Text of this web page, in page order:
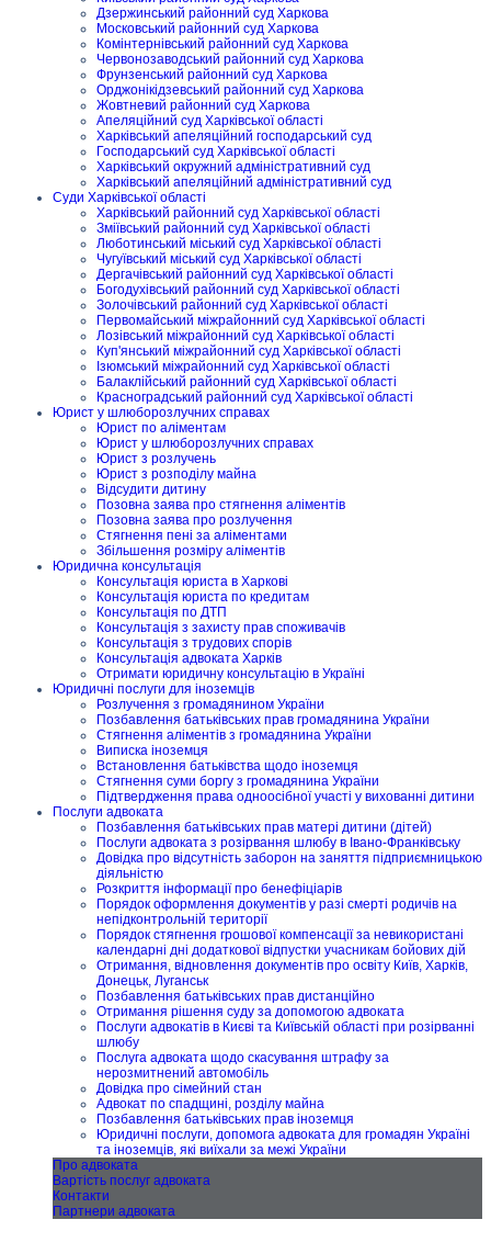
Дзержинський районний суд Харкова
Московський районний суд Харкова
Комінтернівський районний суд Харкова
Червонозаводський районний суд Харкова
Фрунзенський районний суд Харкова
Орджонікідзевський районний суд Харкова
Жовтневий районний суд Харкова
Апеляційний суд Харківської області
Харківський апеляційний господарський суд
Господарський суд Харківської області
Харківський окружний адміністративний суд
Харківський апеляційний адміністративний суд
Суди Харківської області
Харківський районний суд Харківської області
Зміївський районний суд Харківської області
Люботинський міський суд Харківської області
Чугуївський міський суд Харківської області
Дергачівський районний суд Харківської області
Богодухівський районний суд Харківської області
Золочівський районний суд Харківської області
Первомайський міжрайонний суд Харківської області
Лозівський міжрайонний суд Харківської області
Куп'янський міжрайонний суд Харківської області
Ізюмський міжрайонний суд Харківської області
Балаклійський районний суд Харківської області
Красноградський районний суд Харківської області
Юрист у шлюборозлучних справах
Юрист по аліментам
Юрист у шлюборозлучних справах
Юрист з розлучень
Юрист з розподілу майна
Відсудити дитину
Позовна заява про стягнення аліментів
Позовна заява про розлучення
Стягнення пені за аліментами
Збільшення розміру аліментів
Юридична консультація
Консультація юриста в Харкові
Консультація юриста по кредитам
Консультація по ДТП
Консультація з захисту прав споживачів
Консультація з трудових спорів
Консультація адвоката Харків
Отримати юридичну консультацію в Україні
Юридичні послуги для іноземців
Розлучення з громадянином України
Позбавлення батьківських прав громадянина України
Стягнення аліментів з громадянина України
Виписка іноземця
Встановлення батьківства щодо іноземця
Стягнення суми боргу з громадянина України
Підтвердження права одноосібної участі у вихованні дитини
Послуги адвоката
Позбавлення батьківських прав матері дитини (дітей)
Послуги адвоката з розірвання шлюбу в Івано-Франківську
Довідка про відсутність заборон на заняття підприємницькою
діяльністю
Розкриття інформації про бенефіціарів
Порядок оформлення документів у разі смерті родичів на
непідконтрольній території
Порядок стягнення грошової компенсації за невикористані
календарні дні додаткової відпустки учасникам бойових дій
Отримання, відновлення документів про освіту Київ, Харків,
Донецьк, Луганськ
Позбавлення батьківських прав дистанційно
Отримання рішення суду за допомогою адвоката
Послуги адвокатів в Києві та Київській області при розірванні
шлюбу
Послуга адвоката щодо скасування штрафу за
нерозмитнений автомобіль
Довідка про сімейний стан
Адвокат по спадщині, розділу майна
Позбавлення батьківських прав іноземця
Юридичні послуги, допомога адвоката для громадян Україні
та іноземців, які виїхали за межі України
Про адвоката
Вартість послуг адвоката
Контакти
Партнери адвоката